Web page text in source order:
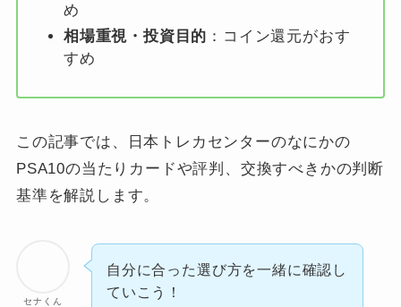
め
相場重視・投資目的 ：コイン還元がおす
すめ
この記事では、日本トレカセンターのなにかの
PSA10の当たりカードや評判、交換すべきかの判断
基準を解説します。
セナくん
自分に合った選び方を一緒に確認し
ていこう！